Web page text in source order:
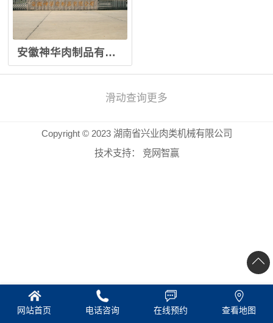
安徽神华肉制品有限公司
滑动查询更多
网站首页 电话咨询 在线预约 查看地图
Copyright © 2023 湖南省兴业肉类机械有限公司
技术支持：
竞网智赢